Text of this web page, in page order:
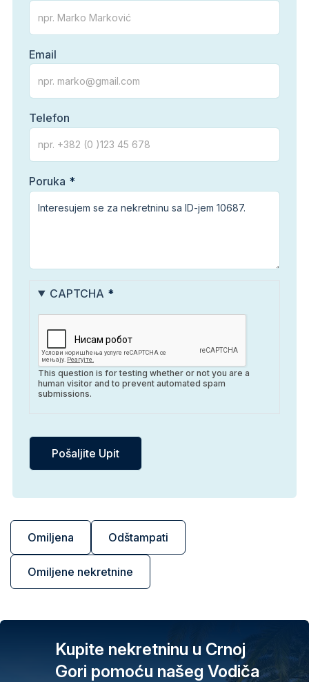
Omiljena Odštampati
Omiljene nekretnine
Email
Telefon
Poruka
CAPTCHA
This question is for testing whether or not you are a
human visitor and to prevent automated spam
submissions.
Kupite nekretninu u Crnoj
Gori pomoću našeg Vodiča